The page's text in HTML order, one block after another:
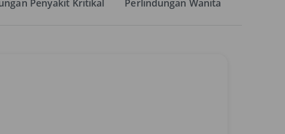
Penyakit Kritikal Perlindungan Wanita